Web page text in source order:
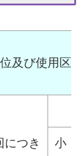
及び使用区
につき 小・